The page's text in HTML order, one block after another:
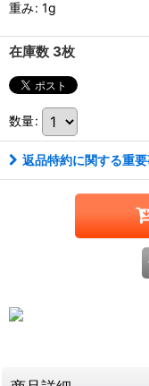
重み: 1g
在庫数 3枚
数量:
返品特約に関する重